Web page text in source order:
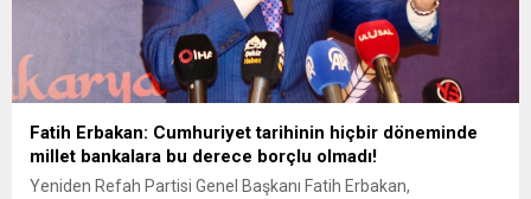
Fatih Erbakan: Cumhuriyet tarihinin hiçbir döneminde
millet bankalara bu derece borçlu olmadı!
Yeniden Refah Partisi Genel Başkanı Fatih Erbakan,